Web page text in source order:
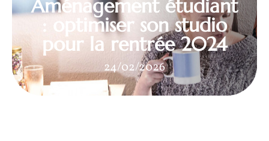
Aménagement étudiant
: optimiser son studio
pour la rentrée 2024
24/02/2026